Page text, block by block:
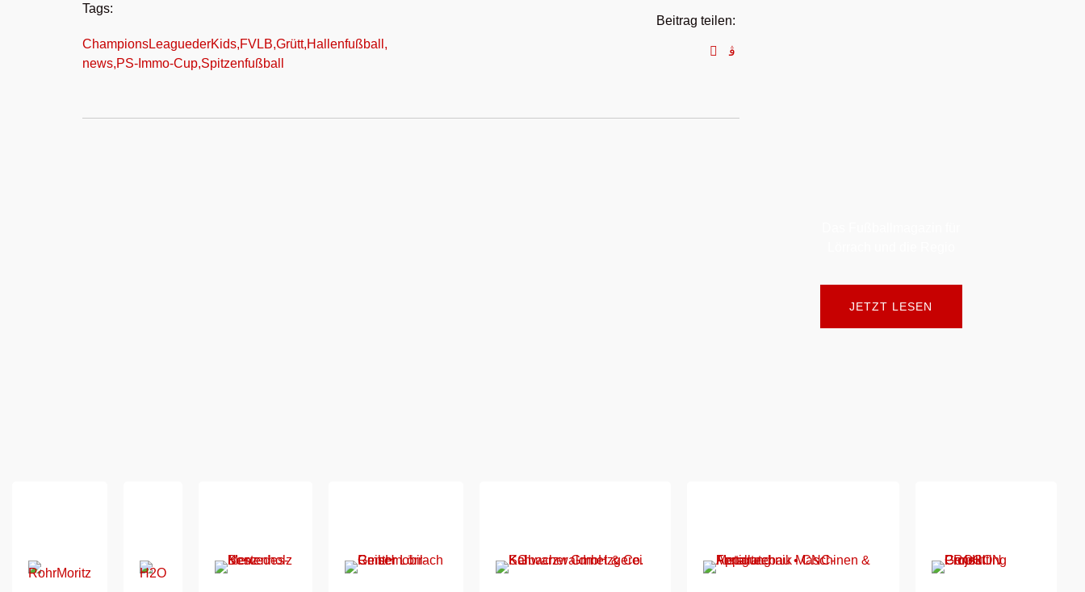
Tags:
ChampionsLeaguederKids,FVLB,Grütt,Hallenfußball ,
news,PS-Immo-Cup,Spitzenfußball
Beitrag teilen:
JETZT LESEN